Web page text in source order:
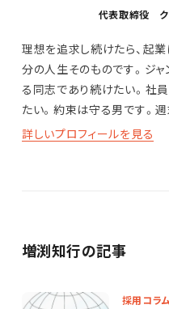
代表取締役 ク
理想を追求し続けたら、起
分の人生そのものです。ジャ
る同志であり続けたい。社
たい。約束は守る男です。
詳しいプロフィールを見る
増渕知行の記事
採用コラ